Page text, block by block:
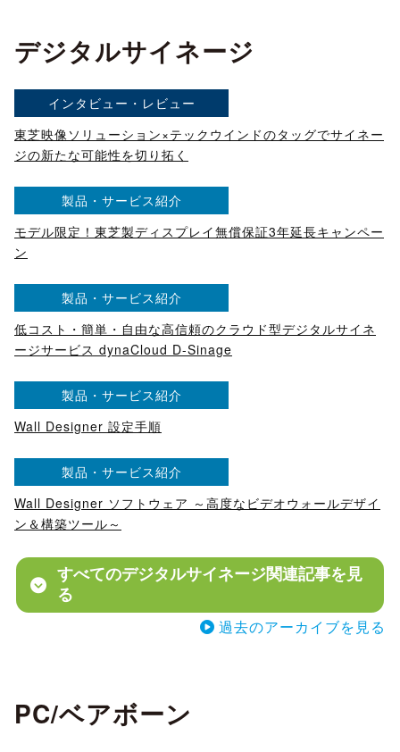
デジタルサイネージ
インタビュー・レビュー
東芝映像ソリューション×テックウインドのタッグでサイネー
ジの新たな可能性を切り拓く
製品・サービス紹介
モデル限定！東芝製ディスプレイ無償保証3年延長キャンペー
ン
製品・サービス紹介
低コスト・簡単・自由な高信頼のクラウド型デジタルサイネ
ージサービス dynaCloud D-Sinage
製品・サービス紹介
Wall Designer 設定手順
製品・サービス紹介
Wall Designer ソフトウェア ～高度なビデオウォールデザイ
ン＆構築ツール～
すべてのデジタルサイネージ関連記事を見
る
過去のアーカイブを見る
PC/ベアボーン